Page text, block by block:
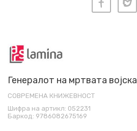
Генералот на мртвата војска
СОВРЕМЕНА КНИЖЕВНОСТ
Шифра на артикл: 052231
Баркод: 9786082675169